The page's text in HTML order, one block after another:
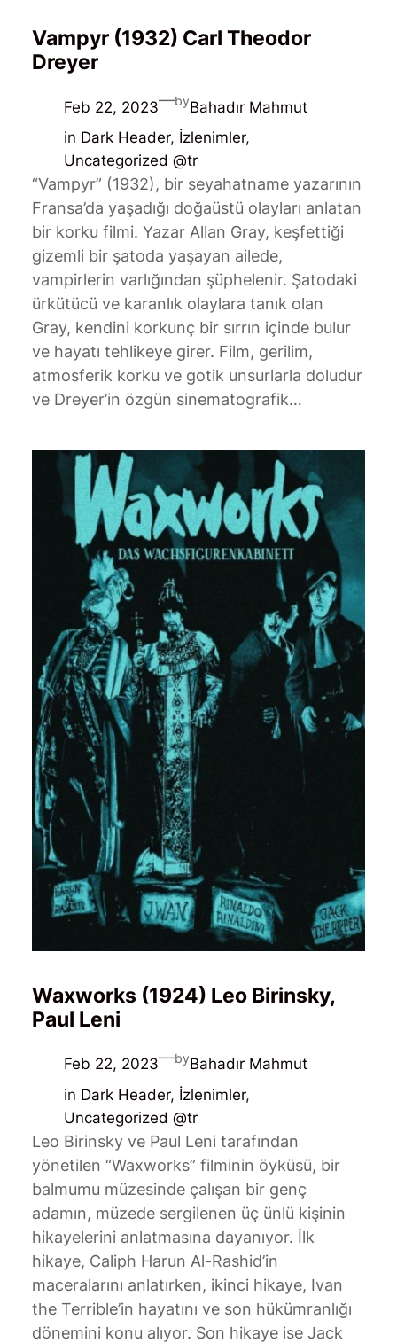
Vampyr (1932) Carl Theodor
Dreyer
Feb 22, 2023—byBahadır Mahmut
in Dark Header, İzlenimler
Uncategorized @tr
“Vampyr” (1932), bir seyahatname yazarının
Fransa’da yaşadığı doğaüstü olayları anlatan
bir korku filmi. Yazar Allan Gray, keşfettiği
gizemli bir şatoda yaşayan ailede,
vampirlerin varlığından şüphelenir. Şatodaki
ürkütücü ve karanlık olaylara tanık olan
Gray, kendini korkunç bir sırrın içinde bulur
ve hayatı tehlikeye girer. Film, gerilim,
atmosferik korku ve gotik unsurlarla doludur
ve Dreyer’in özgün sinematografik…
Waxworks (1924) Leo Birinsky,
Paul Leni
Feb 22, 2023—byBahadır Mahmut
in Dark Header, İzlenimler
Uncategorized @tr
Leo Birinsky ve Paul Leni tarafından
yönetilen “Waxworks” filminin öyküsü, bir
balmumu müzesinde çalışan bir genç
adamın, müzede sergilenen üç ünlü kişinin
hikayelerini anlatmasına dayanıyor. İlk
hikaye, Caliph Harun Al-Rashid’in
maceralarını anlatırken, ikinci hikaye, Ivan
the Terrible’in hayatını ve son hükümranlığı
dönemini konu alıyor. Son hikaye ise Jack